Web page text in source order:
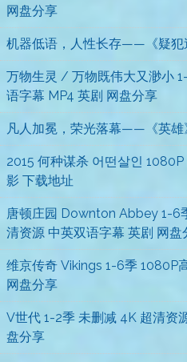
网盘分享
机器低语，人性长存——《疑犯
万物生灵 / 万物既伟大又渺小
语字幕 MP4 英剧 网盘分享
凡人加冕，荣光落幕——《英雄
2015 何种谋杀 어떤살인
影 下载地址
唐顿庄园 Downton Abbey 1-6
清资源 中英双语字幕 英剧 网盘
维京传奇 Vikings 1-6季 1080P
网盘分享
V世代 1-2季 未删减 4K 超清资
盘分享